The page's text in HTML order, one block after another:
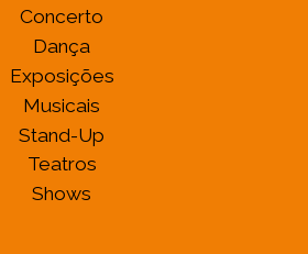
Concerto
Dança
Exposições
Musicais
Stand-Up
Teatros
Shows